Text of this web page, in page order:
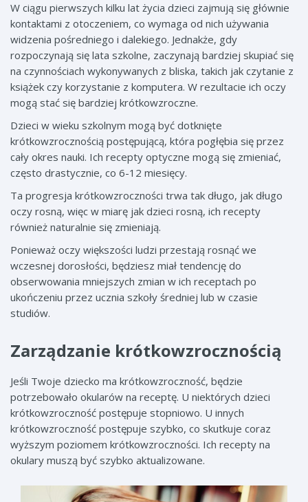
W ciągu pierwszych kilku lat życia dzieci zajmują się głównie
kontaktami z otoczeniem, co wymaga od nich używania
widzenia pośredniego i dalekiego. Jednakże, gdy
rozpoczynają się lata szkolne, zaczynają bardziej skupiać się
na czynnościach wykonywanych z bliska, takich jak czytanie z
książek czy korzystanie z komputera. W rezultacie ich oczy
mogą stać się bardziej krótkowzroczne.
Dzieci w wieku szkolnym mogą być dotknięte
krótkowzrocznością postępującą, która pogłębia się przez
cały okres nauki. Ich recepty optyczne mogą się zmieniać,
często drastycznie, co 6-12 miesięcy.
Ta progresja krótkowzroczności trwa tak długo, jak długo
oczy rosną, więc w miarę jak dzieci rosną, ich recepty
również naturalnie się zmieniają.
Ponieważ oczy większości ludzi przestają rosnąć we
wczesnej dorosłości, będziesz miał tendencję do
obserwowania mniejszych zmian w ich receptach po
ukończeniu przez ucznia szkoły średniej lub w czasie
studiów.
Zarządzanie krótkowzrocznością
Jeśli Twoje dziecko ma krótkowzroczność, będzie
potrzebowało okularów na receptę. U niektórych dzieci
krótkowzroczność postępuje stopniowo. U innych
krótkowzroczność postępuje szybko, co skutkuje coraz
wyższym poziomem krótkowzroczności. Ich recepty na
okulary muszą być szybko aktualizowane.